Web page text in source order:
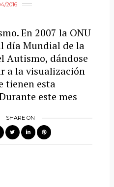
2016
En 2007 la ONU
día Mundial de la
Autismo, dándose
a la visualización
tienen esta
este mes
SHARE ON